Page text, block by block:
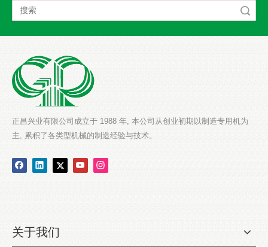
正昌兴业有限公司成立于 1988 年, 本公司从创业初期以制造专用机为
主, 累积了各类型机械的制造经验与技术。
关于我们